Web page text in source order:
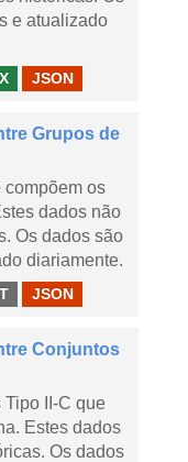
e atualizado
JSON
Grupos de
compõem os
dados não
Os dados são
diariamente.
JSON
Conjuntos
II-C que
Estes dados
Os dados